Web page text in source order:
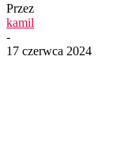
Przez
kamil
-
17 czerwca 2024